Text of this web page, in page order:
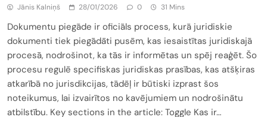
Jānis Kalniņš 28/01/2026 0 31 Mins
Dokumentu piegāde ir oficiāls process, kurā juridiskie
dokumenti tiek piegādāti pusēm, kas iesaistītas juridiskajā
procesā, nodrošinot, ka tās ir informētas un spēj reaģēt. Šo
procesu regulē specifiskas juridiskas prasības, kas atšķiras
atkarībā no jurisdikcijas, tādēļ ir būtiski izprast šos
noteikumus, lai izvairītos no kavējumiem un nodrošinātu
atbilstību. Key sections in the article: Toggle Kas ir…